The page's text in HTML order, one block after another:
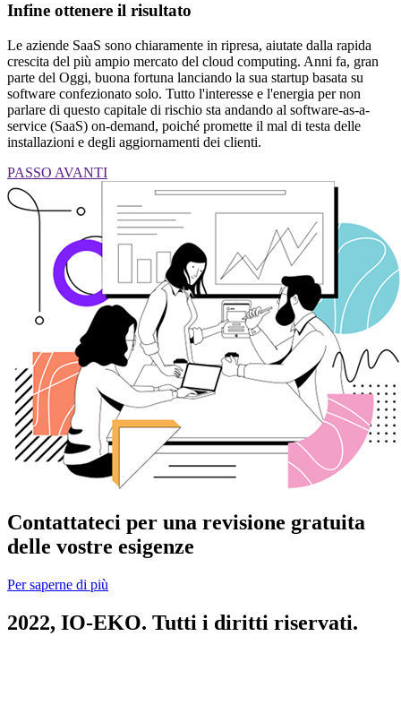
Infine ottenere il risultato
Le aziende SaaS sono chiaramente in ripresa, aiutate dalla rapida
crescita del più ampio mercato del cloud computing. Anni fa, gran
parte del Oggi, buona fortuna lanciando la sua startup basata su
software confezionato solo. Tutto l'interesse e l'energia per non
parlare di questo capitale di rischio sta andando al software-as-a-
service (SaaS) on-demand, poiché promette il mal di testa delle
installazioni e degli aggiornamenti dei clienti.
PASSO AVANTI
Contattateci per una revisione gratuita
delle vostre esigenze
Per saperne di più
2022, IO-EKO. Tutti i diritti riservati.